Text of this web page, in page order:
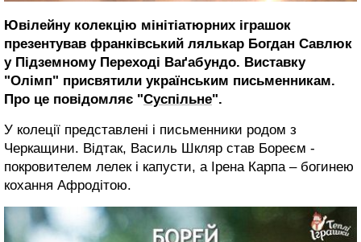
Ювілейну колекцію мінітіатюрних іграшок
презентував франківський лялькар Богдан Савлюк
у Підземному Переході Ваґабундо. Виставку
"Олімп" присвятили українським письменникам.
Про це повідомляє "Суспільне".
У колеції представлені і письменники родом з
Черкащини. Відтак, Василь Шкляр став Бореєм -
покровителем лелек і капусти, а Ірена Карпа – богинею
кохання Афродітою.